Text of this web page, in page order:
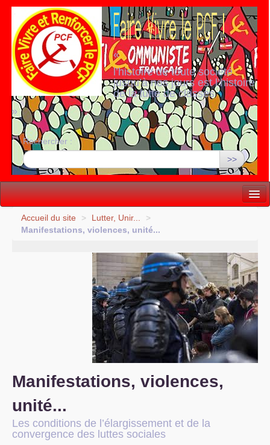
«
l’histoire de toute société
jusqu’à nos jours est l’histoire
de la lutte de classes
»
Rechercher :
>>
Vie politique
Accueil du site > Lutter, Unir...
>
Manifestations, violences, unité...
Manifestations, violences,
unité...
Les conditions de l’élargissement et de la
convergence des luttes sociales